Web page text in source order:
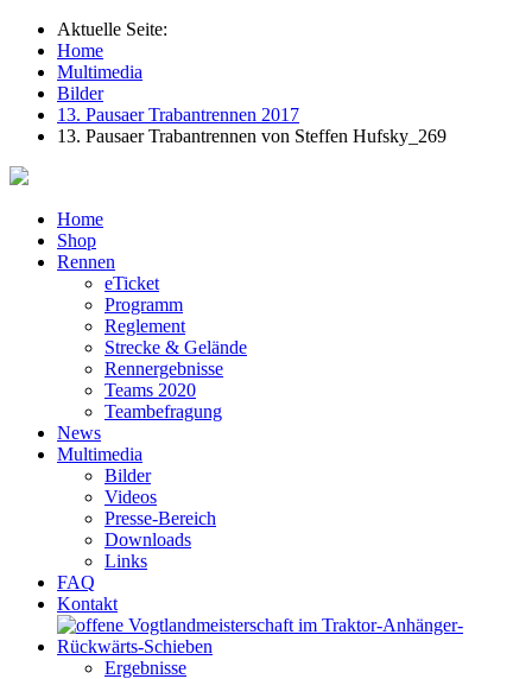
Aktuelle Seite:
Home
Multimedia
Bilder
13. Pausaer Trabantrennen 2017
13. Pausaer Trabantrennen von Steffen Hufsky_269
Home
Shop
Rennen
eTicket
Programm
Reglement
Strecke & Gelände
Rennergebnisse
Teams 2020
Teambefragung
News
Multimedia
Bilder
Videos
Presse-Bereich
Downloads
Links
FAQ
Kontakt
Ergebnisse